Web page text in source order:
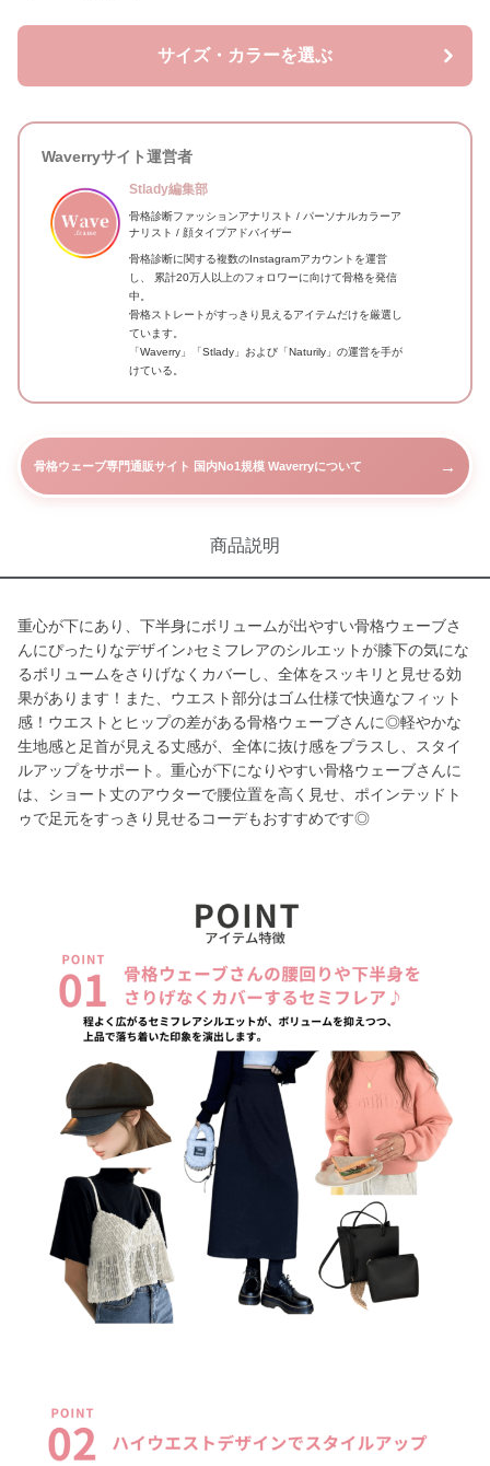
サイズ・カラーを選ぶ
Waverryサイト運営者
Stlady編集部
骨格診断ファッションアナリスト / パーソナルカラーア
ナリスト / 顔タイプアドバイザー
骨格診断に関する複数のInstagramアカウントを運営
し、 累計20万人以上のフォロワーに向けて骨格を発信
中。
骨格ストレートがすっきり見えるアイテムだけを厳選し
ています。
「Waverry」「Stlady」および「Naturily」の運営を手が
けている。
骨格ウェーブ専門通販サイト 国内No1規模 Waverryについて →
商品説明
重心が下にあり、下半身にボリュームが出やすい骨格ウェーブさ
んにぴったりなデザイン♪セミフレアのシルエットが膝下の気にな
るボリュームをさりげなくカバーし、全体をスッキリと見せる効
果があります！また、ウエスト部分はゴム仕様で快適なフィット
感！ウエストとヒップの差がある骨格ウェーブさんに◎軽やかな
生地感と足首が見える丈感が、全体に抜け感をプラスし、スタイ
ルアップをサポート。重心が下になりやすい骨格ウェーブさんに
は、ショート丈のアウターで腰位置を高く見せ、ポインテッドト
ゥで足元をすっきり見せるコーデもおすすめです◎